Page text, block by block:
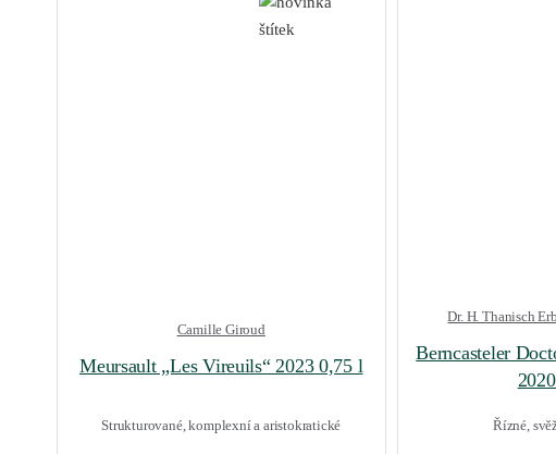
Camille Giroud
Meursault „Les Vireuils“ 2023 0,75 l
Strukturované, komplexní a aristokratické
Dr. H. Thanisch
Berncasteler
Řízné,